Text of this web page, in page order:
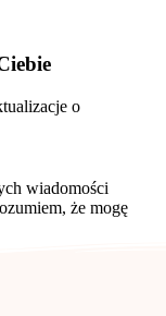
o
wiadomości
że mogę